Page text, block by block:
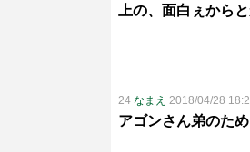
上の、面白ぇから
24 なまえ 2018/04/28
アゴンさん弟のた